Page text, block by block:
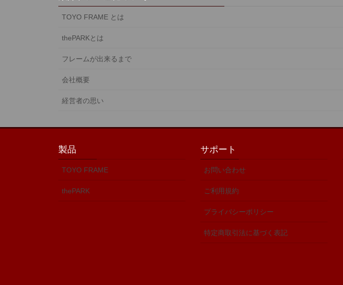
TOYO FRAME とは
thePARKとは
フレームが出来るまで
会社概要
経営者の思い
製品
TOYO FRAME
thePARK
サポート
お問い合わせ
ご利用規約
プライバシーポリシー
特定商取引法に基づく表記